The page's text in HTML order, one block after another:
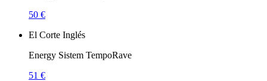
50 €
El Corte Inglés
Energy Sistem TempoRave
51 €